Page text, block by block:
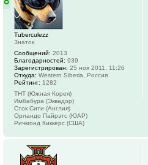
Tuberculezz
Знаток
Сообщений: 2013
Благодарностей: 939
Зарегистрирован: 25 ноя 2011, 11:26
Откуда: Western Siberia, Россия
Рейтинг: 1282
ТНТ (Южная Корея)
Имбабура (Эквадор)
Сток Сити (Англия)
Орландо Пайрэтс (ЮАР)
Ричмонд Киккерс (США)